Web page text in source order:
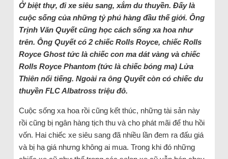
Ở biệt thự, đi xe siêu sang, xắm du thuyền. Đấy là
cuộc sống của những tỷ phú hàng đầu thế giới. Ông
Trịnh Văn Quyết cũng học cách sống xa hoa như
trên. Ông Quyết có 2 chiếc Rolls Royce, chiếc Rolls
Royce Ghost tức là chiếc con ma dát vàng và chiếc
Rolls Royce Phantom (tức là chiếc bóng ma) Lửa
Thiên nổi tiếng. Ngoài ra ông Quyết còn có chiếc du
thuyền FLC Albatross triệu đô.
Cuộc sống xa hoa rồi cũng kết thúc, những tài sản này
rồi cũng bị ngân hàng tịch thu và cho phát mãi để thu hồi
vốn. Hai chiếc xe siêu sang đã nhiều lần đem ra đấu giá
và bị hạ giá nhưng không ai mua. Trong khi đó những